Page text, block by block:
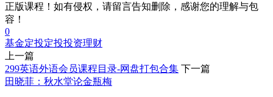
正版课程！如有侵权，请留言告知删除，感谢您的理解与包
容！
0
基金定投定投投资理财
上一篇
299英语外语会员课程目录-网盘打包合集 下一篇
田晓菲：秋水堂论金瓶梅